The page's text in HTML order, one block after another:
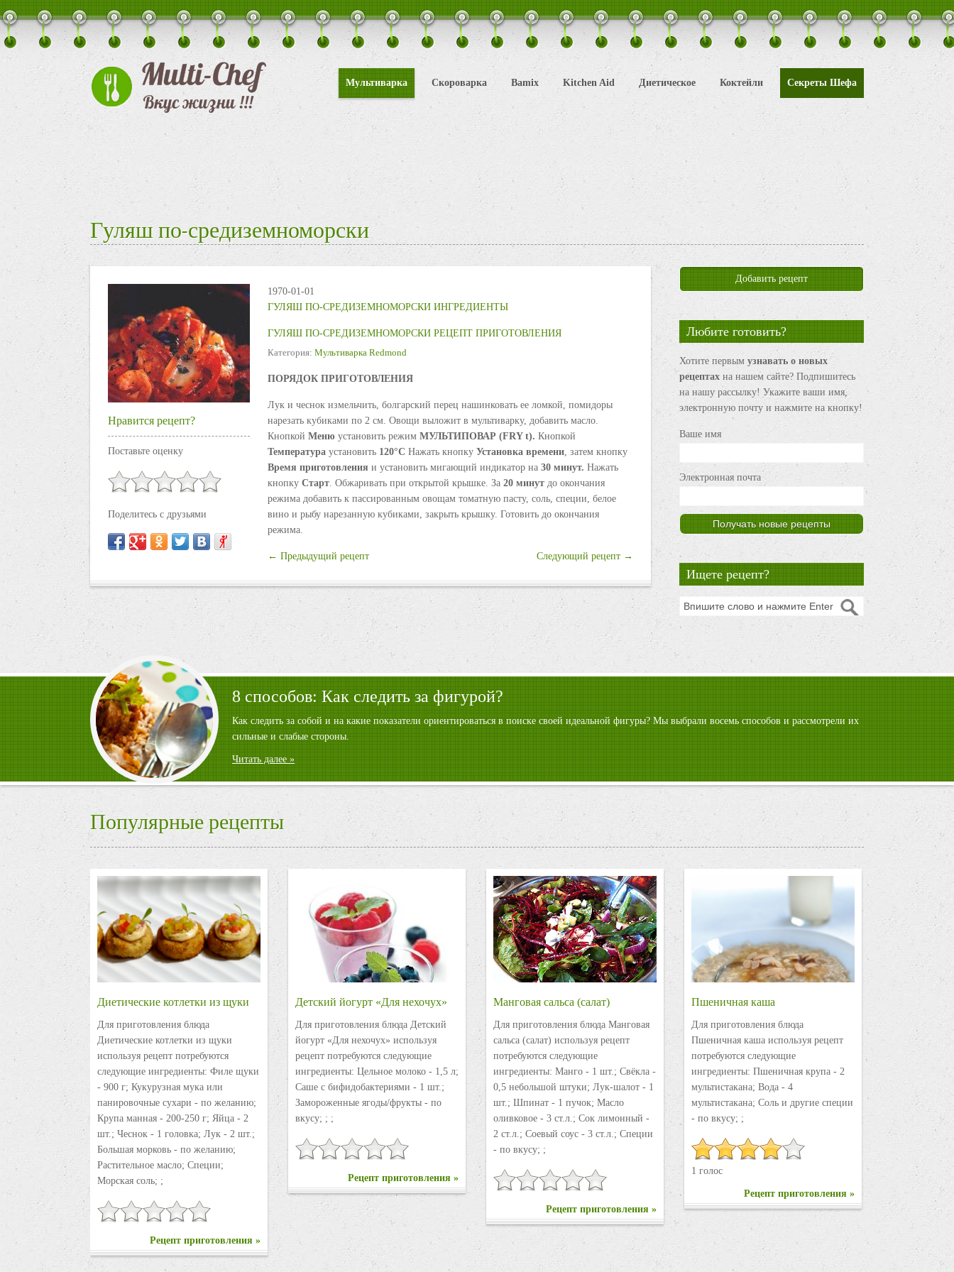
Мультиварка Скороварка Bamix Kitchen Aid Диетическое Коктейли Секреты Шефа
Гуляш по-средиземноморски
1970-01-01
Нравится рецепт?
Поставьте оценку
Поделитесь с друзьями
ГУЛЯШ ПО-СРЕДИЗЕМНОМОРСКИ ИНГРЕДИЕНТЫ
ГУЛЯШ ПО-СРЕДИЗЕМНОМОРСКИ РЕЦЕПТ ПРИГОТОВЛЕНИЯ
Категория: Мультиварка Redmond
ПОРЯДОК ПРИГОТОВЛЕНИЯ
Лук и чеснок измельчить, болгарский перец нашинковать ее ломкой, помидоры
нарезать кубиками по 2 см. Овощи выложит в мультиварку, добавить масло.
Кнопкой Меню установить режим МУЛЬТИПОВАР (FRY t). Кнопкой
Температура установить 120°С Нажать кнопку Установка времени, затем кнопку
Время приготовления и установить мигающий индикатор на 30 минут. Нажать
кнопку Старт. Обжаривать при открытой крышке. За 20 минут до окончания
режима добавить к пассированным овощам томатную пасту, соль, специи, белое
вино и рыбу нарезанную кубиками, закрыть крышку. Готовить до окончания
режима.
← Предыдущий рецепт Следующий рецепт →
Добавить рецепт
Любите готовить?
Хотите первым узнавать о новых
рецептах на нашем сайте? Подпишитесь
на нашу рассылку! Укажите ваши имя,
электронную почту и нажмите на кнопку!
Ваше имя
Электронная почта
Ищете рецепт?
8 способов: Как следить за фигурой?
Как следить за собой и на какие показатели ориентироваться в поиске своей идеальной фигуры? Мы выбрали восемь способов и рассмотрели их
сильные и слабые стороны.
Читать далее »
Популярные рецепты
Диетические котлетки из щуки
Для приготовления блюда
Диетические котлетки из щуки
используя рецепт потребуются
следующие ингредиенты: Филе щуки
- 900 г; Кукурузная мука или
панировочные сухари - по желанию;
Крупа манная - 200-250 г; Яйца - 2
шт.; Чеснок - 1 головка; Лук - 2 шт.;
Большая морковь - по желанию;
Растительное масло; Специи;
Морская соль; ;
Рецепт приготовления »
Детский йогурт «Для нехочух»
Для приготовления блюда Детский
йогурт «Для нехочух» используя
рецепт потребуются следующие
ингредиенты: Цельное молоко - 1,5 л;
Саше с бифидобактериями - 1 шт.;
Замороженные ягоды/фрукты - по
вкусу; ; ;
Рецепт приготовления »
Манговая сальса (салат)
Для приготовления блюда Манговая
сальса (салат) используя рецепт
потребуются следующие
ингредиенты: Манго - 1 шт.; Свёкла -
0,5 небольшой штуки; Лук-шалот - 1
шт.; Шпинат - 1 пучок; Масло
оливковое - 3 ст.л.; Сок лимонный -
2 ст.л.; Соевый соус - 3 ст.л.; Специи
- по вкусу; ;
Рецепт приготовления »
Пшеничная каша
Для приготовления блюда
Пшеничная каша используя рецепт
потребуются следующие
ингредиенты: Пшеничная крупа - 2
мультистакана; Вода - 4
мультистакана; Соль и другие специи
- по вкусу; ;
1 голос
Рецепт приготовления »